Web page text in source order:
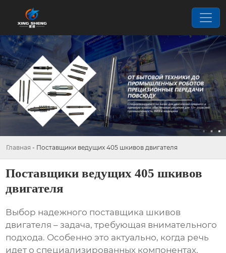
Главная - Поставщики ведущих 405 шкивов двигателя
Поставщики ведущих 405 шкивов
двигателя
Выбор надежного поставщика шкивов
двигателя – задача, требующая внимательного
подхода. Особенно это актуально, когда речь
идет о специализированных компонентах,